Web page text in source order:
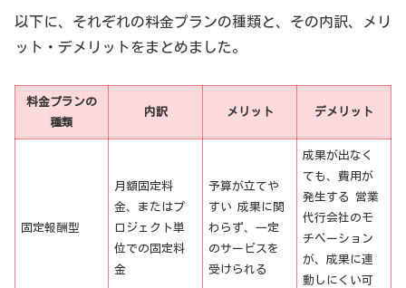
以下に、それぞれの料金プランの種類と、その内訳、メリ
ット・デメリットをまとめました。
料金プランの
種類
内訳 メリット デメリット
固定報酬型
月額固定料
金、またはプ
ロジェクト単
位での固定料
金
予算が立てや
すい 成果に関
わらず、一定
のサービスを
受けられる
成果が出なく
ても、費用が
発生する 営業
代行会社のモ
チベーション
が、成果に連
動しにくい可